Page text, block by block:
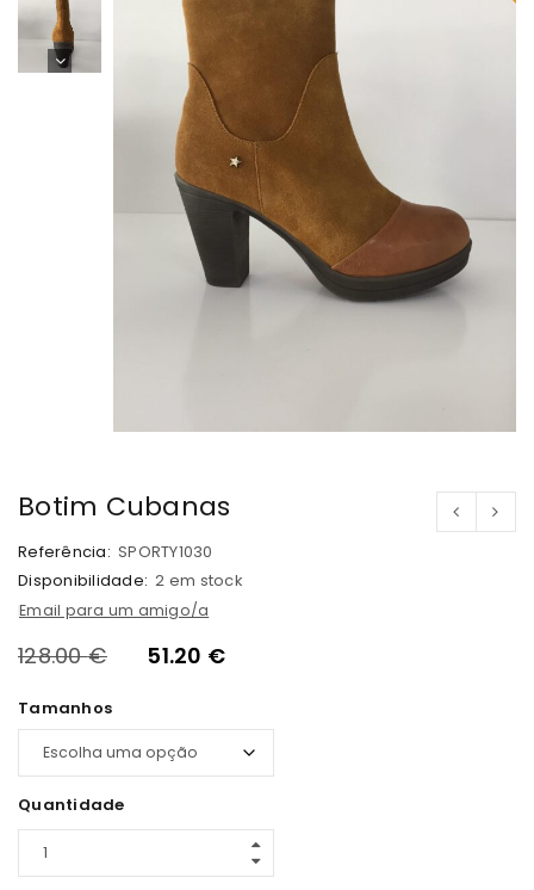
Botim Cubanas
Referência: SPORTY1030
Disponibilidade: 2 em stock
Email para um amigo/a
128.00€ 51.20 €
Tamanhos
Quantidade